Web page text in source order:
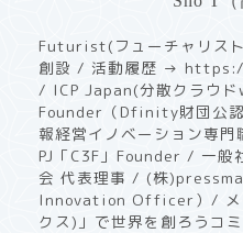
Futurist(フューチャリス
創設 / 活動履歴 →
/ ICP Japan(分散クラウ
Founder（Dfinity財団公
報経営イノベーション専
PJ「C3F」Founder / 一般
会 代表理事 / (株
Innovation Officer）/ メ
クス)」で世界を創ろうコ